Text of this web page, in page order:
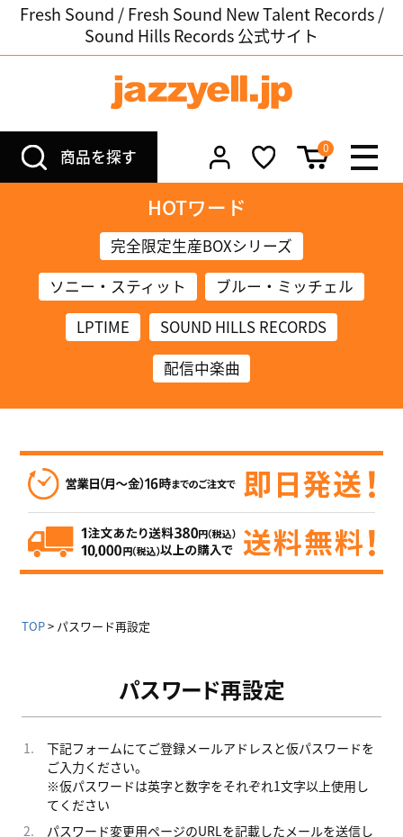
Fresh Sound / Fresh Sound New Talent Records /
Sound Hills Records 公式サイト
商品を探す 0
HOTワード
完全限定生産BOXシリーズ
ソニー・スティット
ブルー・ミッチェル
LPTIME
SOUND HILLS RECORDS
配信中楽曲
TOP パスワード再設定
パスワード再設定
下記フォームにてご登録メールアドレスと仮パスワードを
ご入力ください。
※仮パスワードは英字と数字をそれぞれ1文字以上使用し
てください
パスワード変更用ページのURLを記載したメールを送信し